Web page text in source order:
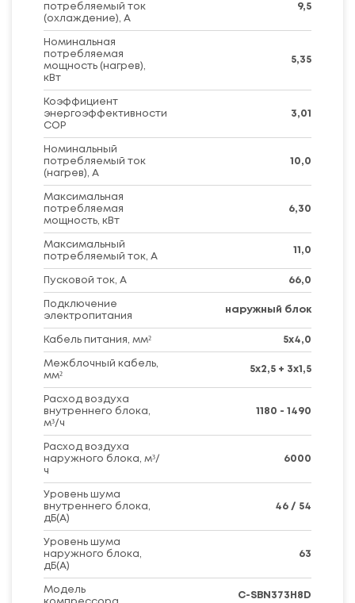
потребляемый ток
(охлаждение), А
9,5
Номинальная
потребляемая
мощность (нагрев),
кВт
5,35
Коэффициент
энергоэффективности
COP
3,01
Номинальный
потребляемый ток
(нагрев), А
10,0
Максимальная
потребляемая
мощность, кВт
6,30
Максимальный
потребляемый ток, А
11,0
Пусковой ток, А 66,0
Подключение
электропитания
наружный блок
Кабель питания, мм² 5х4,0
Межблочный кабель,
мм²
5х2,5 + 3х1,5
Расход воздуха
внутреннего блока,
м³/ч
1180 - 1490
Расход воздуха
наружного блока, м³/
ч
6000
Уровень шума
внутреннего блока,
дБ(А)
46 / 54
Уровень шума
наружного блока,
дБ(А)
63
Модель
C-SBN373H8D